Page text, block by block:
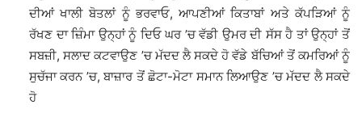
ਦੀਆਂ ਖਾਲੀ ਬੋਤਲਾਂ ਨੂੰ ਭਰਵਾਓ, ਆਪਣੀਆਂ ਕਿਤਾਬਾਂ ਅਤੇ ਕੱਪੜਿਆਂ ਨੂੰ
ਰੱਖਣ ਦਾ ਜ਼ਿੰਮਾ ਉਨ੍ਹਾਂ ਨੂੰ ਦਿਓ ਘਰ ’ਚ ਵੱਡੀ ਉਮਰ ਦੀ ਸੱਸ ਹੈ ਤਾਂ ਉਨ੍ਹਾਂ ਤੋਂ
ਸਬਜ਼ੀ, ਸਲਾਦ ਕਟਵਾਉਣ ’ਚ ਮੱਦਦ ਲੈ ਸਕਦੇ ਹੋ ਵੱਡੇ ਬੱਚਿਆਂ ਤੋਂ ਕਮਰਿਆਂ ਨੂੰ
ਸੁਚੱਜਾ ਕਰਨ ’ਚ, ਬਾਜ਼ਾਰ ਤੋਂ ਛੋਟਾ-ਮੋਟਾ ਸਮਾਨ ਲਿਆਉਣ ’ਚ ਮੱਦਦ ਲੈ ਸਕਦੇ
ਹੋ